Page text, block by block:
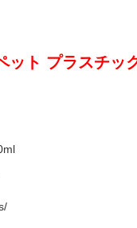
ット プラスチッ